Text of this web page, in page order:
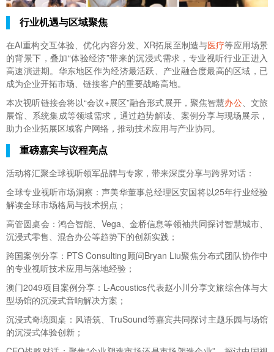
行业机遇与区域聚焦
在AI重构交互体验、优化内容分发、XR拓展至制造与医疗等应用场景
的背景下，叠加“体验经济”带来的沉浸式需求，专业视听行业正进入
高速演进期。华东地区作为经济最活跃、产业融合度最高的区域，已
成为企业开拓市场、链接客户的重要战略高地。
本次视听链接会将以“会议+展区”融合形式展开，聚焦智慧办公、文旅
展馆、系统集成等领域需求，通过趋势解读、案例分享与现场展示，
助力企业拓展区域客户网络，推动技术应用与产业协同。
重磅嘉宾与议程亮点
活动将汇聚全球视听领军品牌与专家，带来深度分享与跨界对话：
全球专业视听市场洞察：声美华董事总经理区安国将以25年行业经验
解读全球市场格局与技术拐点；
高管圆桌会：鸿合智能、Vega、金桥信息等领袖共同探讨智慧城市、
沉浸式零售、混合办公等趋势下的创新实践；
跨国案例分享：PTS Consulting顾问Bryan Liu聚焦分布式团队协作中
的专业视听技术应用与落地经验；
澳门2049项目案例分享：L-Acoustics代表赵小川分享文旅综合体与大
型场馆的沉浸式音响解决方案；
沉浸式奇境圆桌：风语筑、TruSound等嘉宾共同探讨主题乐园与场馆
的沉浸式体验创新；